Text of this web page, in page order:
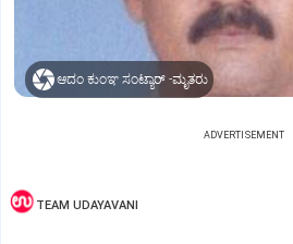
ಆದಂ ಕುಂಞ ಸಂಟ್ಯಾರ್‌ -ಮೃತರು
ADVERTISEMENT
TEAM UDAYAVANI